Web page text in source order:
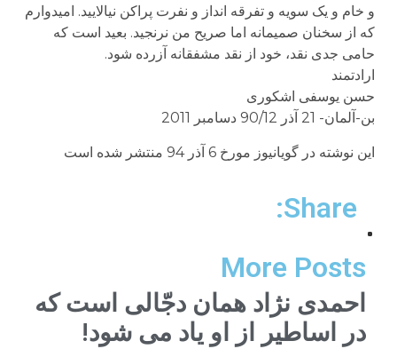
و خام و یک سویه و تفرقه انداز و نفرت پراکن نیالایید. امیدوارم
که از سخنان صمیمانه اما صریح من نرنجید. بعید است که
حامی جدی نقد، خود از نقد مشفقانه آزرده شود.
ارادتمند
حسن یوسفی اشکوری
بن-آلمان- 21 آذر 90/12 دسامبر 2011
این نوشته در گویانیوز مورخ 6 آذر 94 منتشر شده است
Share:
More Posts
احمدی نژاد همان دجّالی است که
در اساطیر از او یاد می شود!